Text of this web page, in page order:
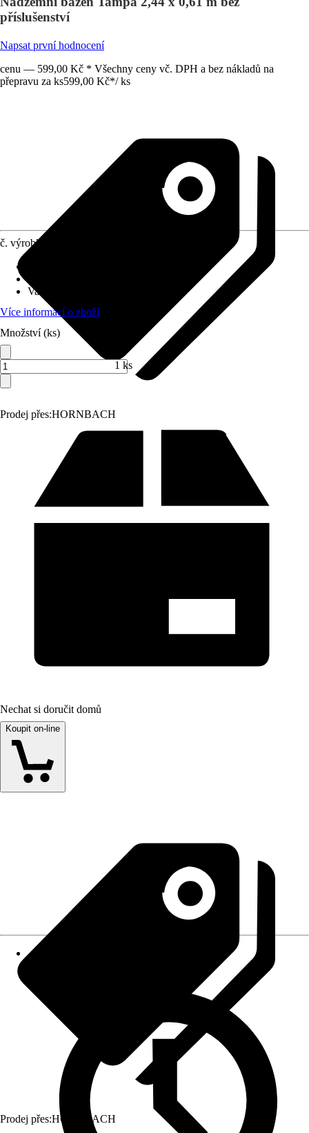
příslušenství
Napsat první hodnocení
cenu — 599,00 Kč * Všechny ceny vč. DPH a bez nákladů na
přepravu za ks599,00 Kč*/ ks
Prodej přes:HORNBACH
č. výrobku
Varianta
Více informací o zboží
Množství (ks)
1 ks
Nechat si doručit domů
Koupit on-line
Prodej přes:HORNBACH